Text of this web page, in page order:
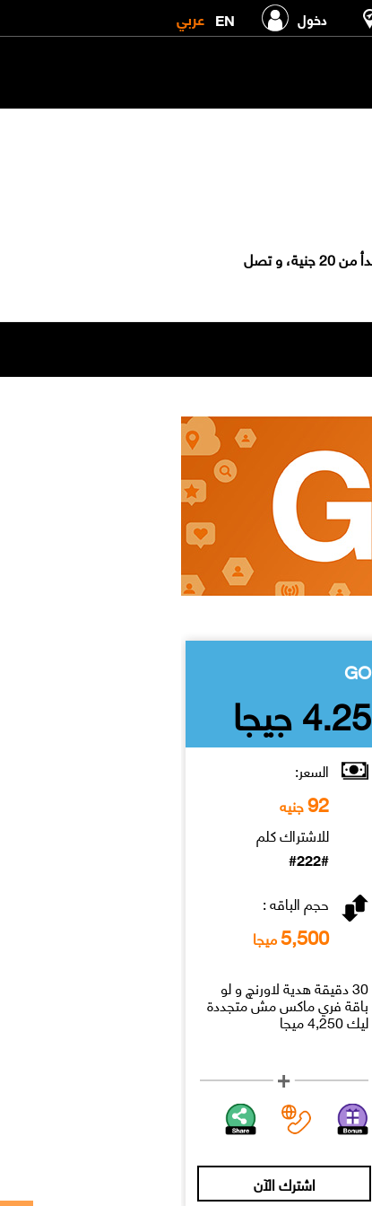
دخول EN عربي
باقات الإنترنت GO باسعار مختلفة، هتناسب استخدامك علي كل المواقع لو علي السوشيال ،فيديو او المزيكا . الباقات تبدأ من 20 جنية، و تصل
GO
4.25 جيجا
السعر:
92جنيه
للاشتراك كلم
#222#
حجم الباقه :
5,500ميجا
30 دقيقة هدية لاورنچ و لو
باقة فري ماكس مش متجددة
ليك 4,250 ميجا
اشترك الآن